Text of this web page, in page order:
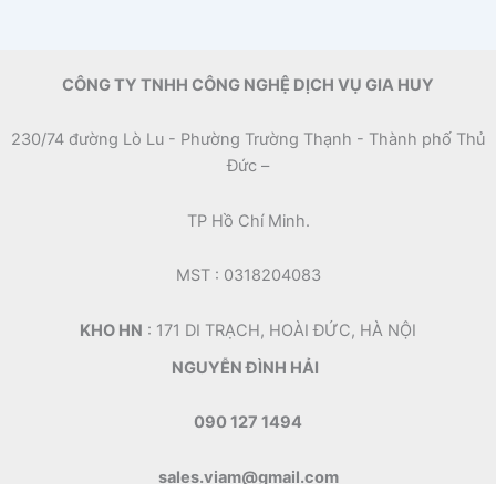
CÔNG TY TNHH CÔNG NGHỆ DỊCH VỤ GIA HUY
230/74 đường Lò Lu - Phường Trường Thạnh - Thành phố Thủ
Đức –
TP Hồ Chí Minh.
MST : 0318204083
KHO HN : 171 DI TRẠCH, HOÀI ĐỨC, HÀ NỘI
NGUYỄN ĐÌNH HẢI
090 127 1494
sales.viam@gmail.com